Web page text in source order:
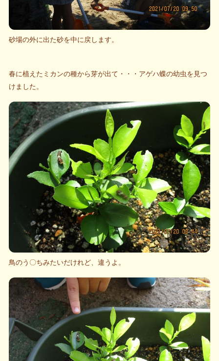
砂場の外に出た砂を中に戻します。
春に植えたミカンの種から芽が出て・・・アゲハ蝶の幼虫を見つ
けました。
鳥のう〇ちみたいだけれど、違うよ。